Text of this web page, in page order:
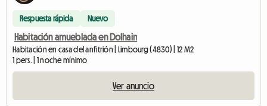
Respuesta rápida Nuevo
Habitación amueblada en Dolhain
Habitación en casa del anfitrión | Limbourg (4830) | 12 M2
1 pers. | 1 noche mínimo
Ver anuncio